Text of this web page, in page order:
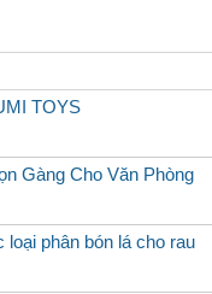
TOYS
Gàng Cho Văn Phòng
phân bón lá cho rau